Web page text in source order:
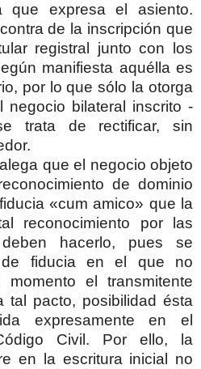
que expresa el asiento.
de la inscripción que
registral junto con los
manifiesta aquélla es
por lo que sólo la otorga
bilateral inscrito -
trata de rectificar, sin
que el negocio objeto
de dominio
«cum amico» que la
reconocimiento por las
hacerlo, pues se
fiducia en el que no
el transmitente
tal pacto, posibilidad ésta
expresamente en el
Civil. Por ello, la
en la escritura inicial no